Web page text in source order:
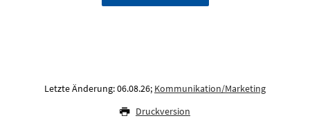
Letzte Änderung: 06.08.26; Kommunikation/Marketing
Druckversion